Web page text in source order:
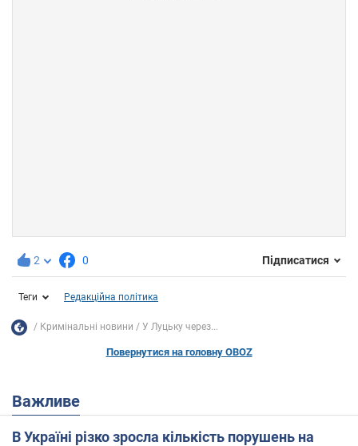
2 0 Підписатися
Теги Редакційна політика
Кримінальні новини У Луцьку через...
Повернутися на головну OBOZ
Важливе
В Україні різко зросла кількість порушень на